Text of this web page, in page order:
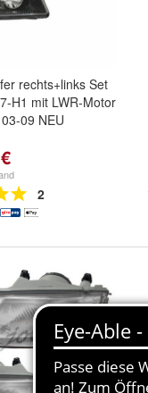
rechts+links Set
H1 mit LWR-Motor
09 NEU
2